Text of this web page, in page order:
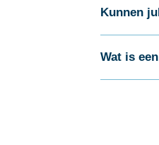
Kunnen
Wat is